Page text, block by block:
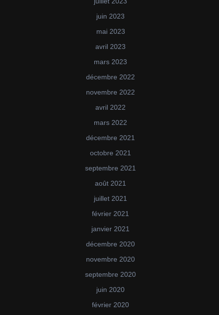
juin 2023
mai 2023
avril 2023
mars 2023
décembre 2022
novembre 2022
avril 2022
mars 2022
décembre 2021
octobre 2021
septembre 2021
août 2021
juillet 2021
février 2021
janvier 2021
décembre 2020
novembre 2020
septembre 2020
juin 2020
février 2020